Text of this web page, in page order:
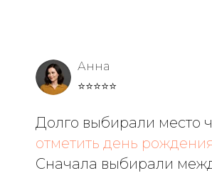
Анна
⭐⭐⭐⭐⭐
Долго выбирали место
отметить день
Сначала выбирали